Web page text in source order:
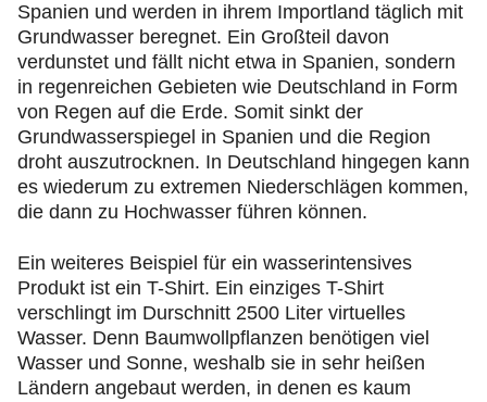
Spanien und werden in ihrem Importland täglich mit
Grundwasser beregnet. Ein Großteil davon
verdunstet und fällt nicht etwa in Spanien, sondern
in regenreichen Gebieten wie Deutschland in Form
von Regen auf die Erde. Somit sinkt der
Grundwasserspiegel in Spanien und die Region
droht auszutrocknen. In Deutschland hingegen kann
es wiederum zu extremen Niederschlägen kommen,
die dann zu Hochwasser führen können.
Ein weiteres Beispiel für ein wasserintensives
Produkt ist ein T-Shirt. Ein einziges T-Shirt
verschlingt im Durschnitt 2500 Liter virtuelles
Wasser. Denn Baumwollpflanzen benötigen viel
Wasser und Sonne, weshalb sie in sehr heißen
Ländern angebaut werden, in denen es kaum